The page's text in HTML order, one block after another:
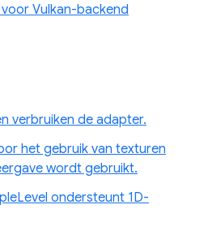
Vulkan-backend
verbruiken de adapter.
het gebruik van texturen
wordt gebruikt.
ondersteunt 1D-